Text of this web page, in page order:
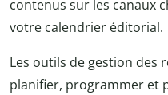
contenus sur les canaux
votre calendrier éditorial.
Les outils de gestion des
planifier, programmer et